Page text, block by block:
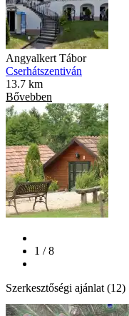
Angyalkert Tábor
Cserhátszentiván
13.7 km
Bővebben
1 / 8
Szerkesztőségi ajánlat (12)